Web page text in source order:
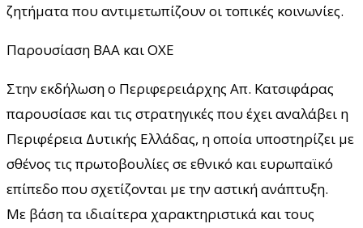
ζητήματα που αντιμετωπίζουν οι τοπικές κοινωνίες.
Παρουσίαση ΒΑΑ και ΟΧΕ
Στην εκδήλωση ο Περιφερειάρχης Απ. Κατσιφάρας
παρουσίασε και τις στρατηγικές που έχει αναλάβει η
Περιφέρεια Δυτικής Ελλάδας, η οποία υποστηρίζει με
σθένος τις πρωτοβουλίες σε εθνικό και ευρωπαϊκό
επίπεδο που σχετίζονται με την αστική ανάπτυξη.
Με βάση τα ιδιαίτερα χαρακτηριστικά και τους